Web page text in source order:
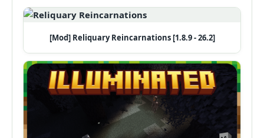
[Mod] Reliquary Reincarnations [1.8.9 - 26.2]